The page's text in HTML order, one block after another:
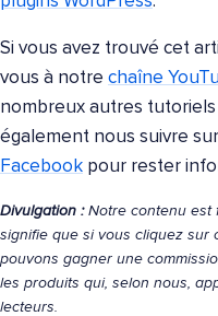
Si vous avez trouvé cet
vous à notre chaîne
nombreux autres
également nous suivre sur
Facebook pour rester
Divulgation :Notre contenu est
signifie que si vous cliquez sur
pouvons gagner une
les produits qui, selon nous,
lecteurs.